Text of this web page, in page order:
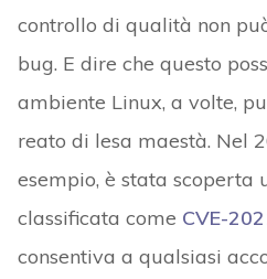
controllo di qualità non
bug. E dire che questo
ambiente Linux, a volte,
reato di lesa maestà. Nel
esempio, è stata scoperta
classificata come CVE-
consentiva a qualsiasi